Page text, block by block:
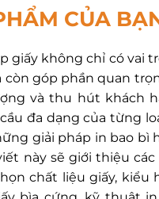
CỦA
giấy không chỉ có vai
còn góp phần quan
và thu hút khách
đa dạng của từng
giải pháp in bao bì
này sẽ giới thiệu
chất liệu giấy, kiểu